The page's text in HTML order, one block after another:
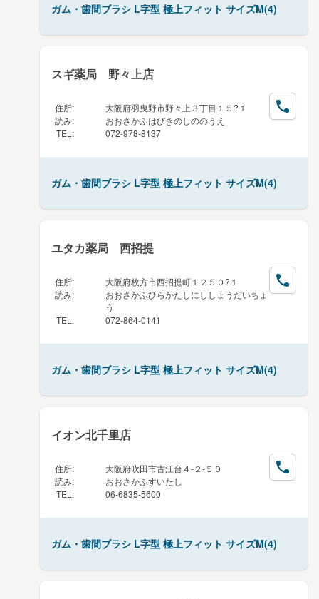
ガム・歯間ブラシ L字型 極上フィット サイズM(4)
スギ薬局 野々上店
住所:
大阪府羽曳野市野々上３丁目１５?１
読み:
おおさかふはびきのしののうえ
TEL : 072-978-8137
ガム・歯間ブラシ L字型 極上フィット サイズM(4)
ユタカ薬局 西招提
住所:
大阪府枚方市西招提町１２５０?１
読み:
おおさかふひらかたしにししょうだいちょ
う
TEL : 072-864-0141
ガム・歯間ブラシ L字型 極上フィット サイズM(4)
イオン北千里店
住所:
大阪府吹田市古江台４-２-５０
読み:
おおさかふすいたし
TEL : 06-6835-5600
ガム・歯間ブラシ L字型 極上フィット サイズM(4)